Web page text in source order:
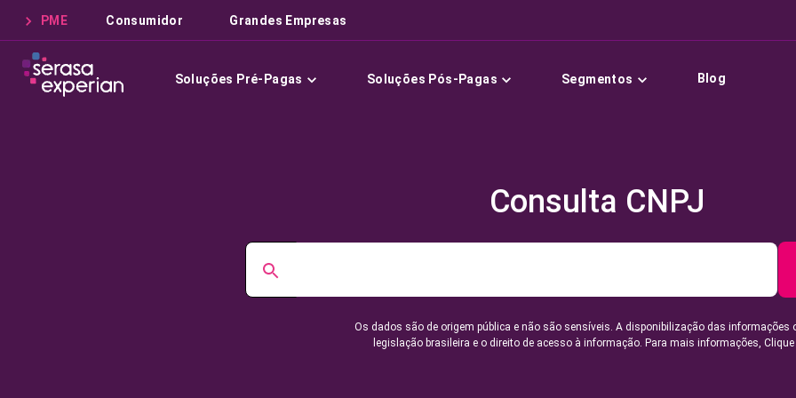
PME Consumidor Grandes Empresas
Soluções Pré-Pagas Soluções Pós-Pagas Segmentos Blog
Consulta CNPJ
Os dados são de origem pública e não são sensíveis. A disponibilização das informações
legislação brasileira e o direito de acesso à informação. Para mais informações,